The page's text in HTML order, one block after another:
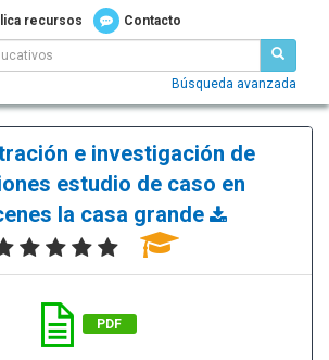
recursos Contacto
Búsqueda avanzada
e investigación de
estudio de caso en
la casa grande
PDF